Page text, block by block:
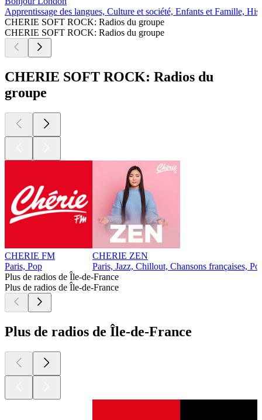
Apprentissage des langues, Culture et société, Enfants et Famille,
CHERIE SOFT ROCK: Radios du groupe
CHERIE SOFT ROCK: Radios du groupe
CHERIE SOFT ROCK: Radios du
groupe
CHERIE FM
Paris, Pop
CHERIE ZEN
Paris, Jazz, Chillout, Chansons françaises,
Plus de radios de Île-de-France
Plus de radios de Île-de-France
Plus de radios de Île-de-France